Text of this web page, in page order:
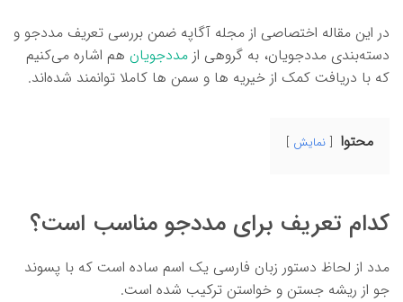
در این مقاله اختصاصی از مجله آگاپه ضمن بررسی تعریف مددجو و
دسته‌بندی مددجویان، به گروهی از مددجویان هم اشاره می‌کنیم
که با دریافت کمک از خیریه ها و سمن ها کاملا توانمند شده‌اند.
محتوا نمایش
کدام تعریف برای مددجو مناسب است؟
مدد از لحاظ دستور زبان فارسی یک اسم ساده است که با پسوند
جو از ریشه جستن و خواستن ترکیب شده است.